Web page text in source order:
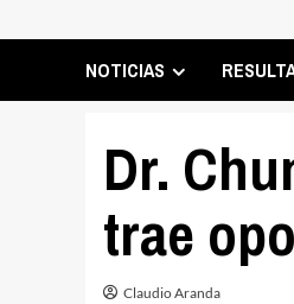
NOTICIAS
Dr.
trae
Claudio Aranda